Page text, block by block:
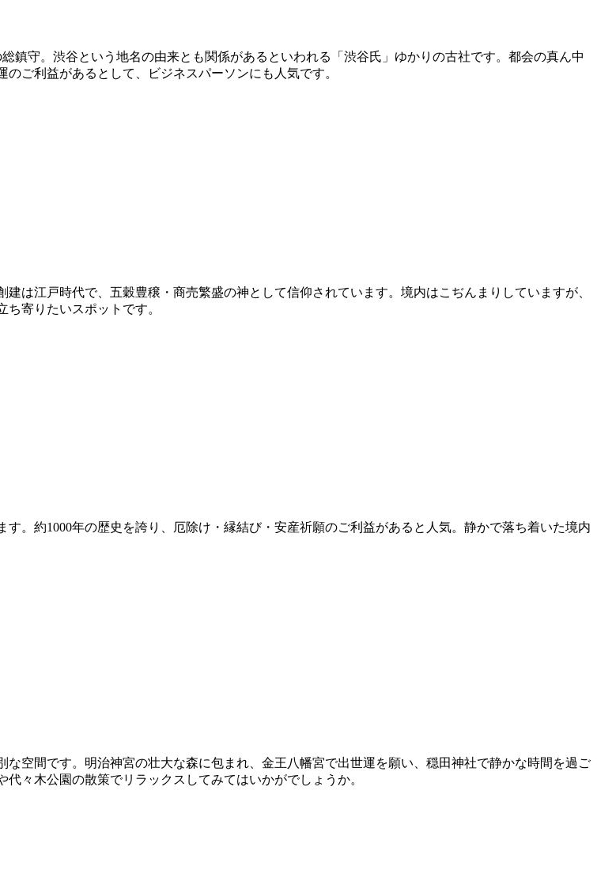
鎮守。渋谷という地名の由来とも関係があるといわれる「渋谷氏」ゆかりの古社です。都会の真ん中
ご利益があるとして、ビジネスパーソンにも人気です。
は江戸時代で、五穀豊穣・商売繁盛の神として信仰されています。境内はこぢんまりしていますが、
寄りたいスポットです。
。約1000年の歴史を誇り、厄除け・縁結び・安産祈願のご利益があると人気。静かで落ち着いた境内
空間です。明治神宮の壮大な森に包まれ、金王八幡宮で出世運を願い、穏田神社で静かな時間を過ご
々木公園の散策でリラックスしてみてはいかがでしょうか。